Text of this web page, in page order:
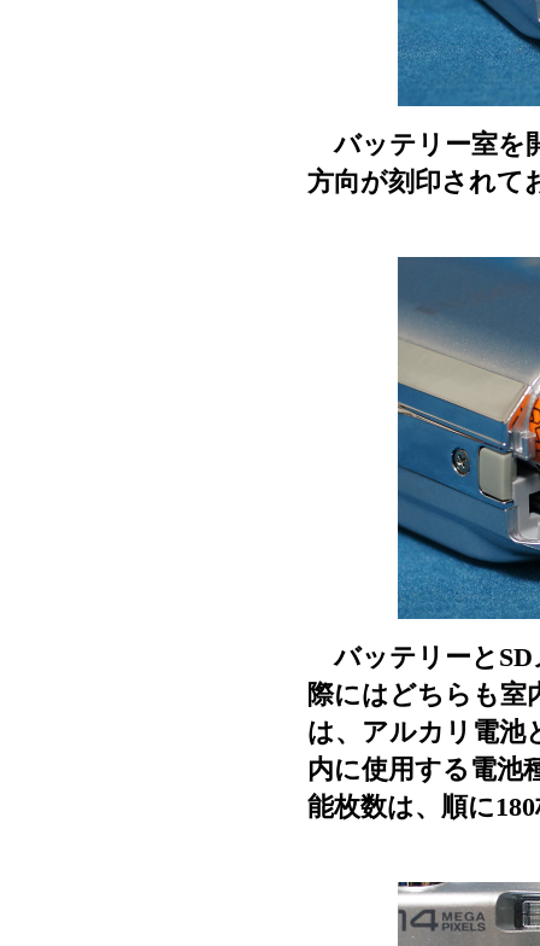
バッテリー室を
方向が刻印されて
バッテリーとSD
際にはどちらも室
は、アルカリ電池
内に使用する電池
能枚数は、順に